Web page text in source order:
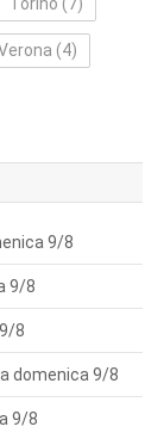
(4)
9/8
9/8
8
domenica 9/8
9/8